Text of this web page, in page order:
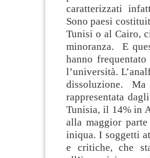
caratterizzati
Sono paesi
Tunisi o al Cairo,
minoranza. E
hanno
l’università.
dissoluzione.
rappresentata
Tunisia, il 14% in
alla maggior
iniqua. I soggetti
e critiche, che